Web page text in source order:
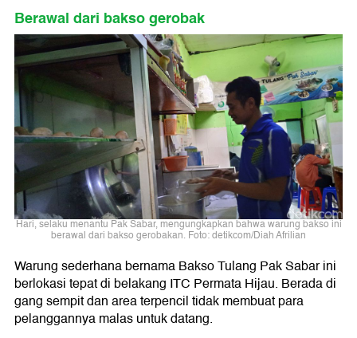
Berawal dari bakso gerobak
Hari, selaku menantu Pak Sabar, mengungkapkan bahwa warung bakso ini
berawal dari bakso gerobakan. Foto: detikcom/Diah Afrilian
Warung sederhana bernama Bakso Tulang Pak Sabar ini
berlokasi tepat di belakang ITC Permata Hijau. Berada di
gang sempit dan area terpencil tidak membuat para
pelanggannya malas untuk datang.